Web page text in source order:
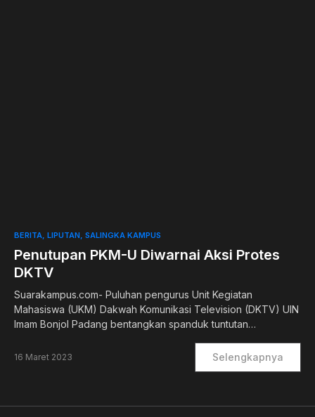
0
BERITA LIPUTAN SALINGKA KAMPUS
Penutupan PKM-U Diwarnai Aksi Protes
DKTV
Suarakampus.com- Puluhan pengurus Unit Kegiatan
Mahasiswa (UKM) Dakwah Komunikasi Television (DKTV) UIN
Imam Bonjol Padang bentangkan spanduk tuntutan…
16 Maret 2023 Selengkapnya